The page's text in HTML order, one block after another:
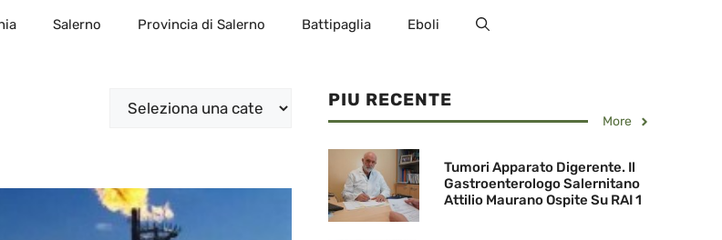
Salerno Provincia di Salerno Battipaglia Eboli
Categorie PIU RECENTE
More
Tumori Apparato Digerente. Il
Gastroenterologo Salernitano
Attilio Maurano Ospite Su RAI 1